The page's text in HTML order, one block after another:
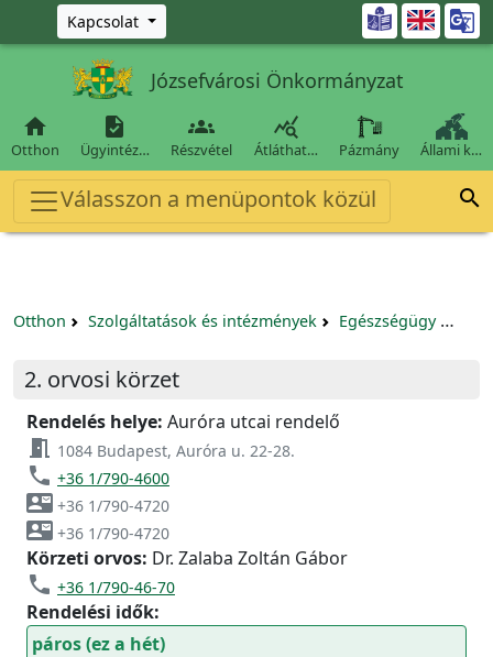
Ugrás a fő tartalomra
Kapcsolat 
Józsefvárosi Önkormányzat

Otthon

Ügyintéz…

Részvétel

Átláthat… Pázmány Állami k…
Válasszon a menüpontok közül 
Otthon Szolgáltatások és intézmények Egészségügy
2. orvosi körzet
Rendelés helye: Auróra utcai rendelő
meeting_room 1084 Budapest, Auróra u. 22-28.
phone +36 1/790-4600
contact_mail +36 1/790-4720
contact_mail +36 1/790-4720
Körzeti orvos: Dr. Zalaba Zoltán Gábor
phone +36 1/790-46-70
Rendelési idők:
páros (ez a hét)